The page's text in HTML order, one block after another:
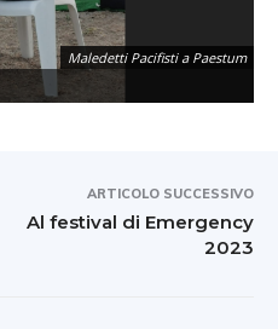
Maledetti Pacifisti a Paestum
ARTICOLO SUCCESSIVO
Al festival di Emergency
2023